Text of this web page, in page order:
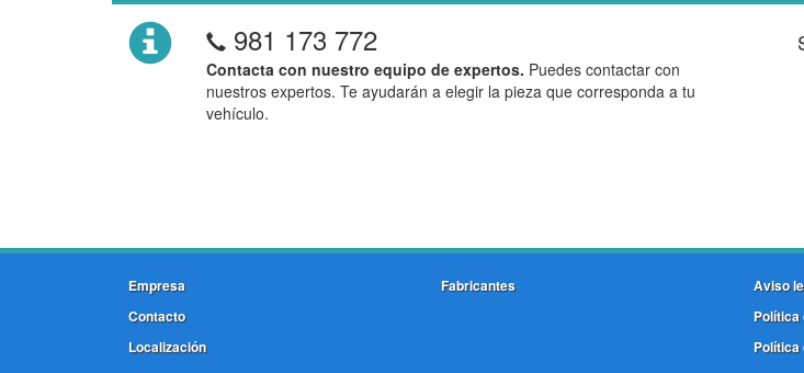
981 173 772
Contacta con nuestro equipo de expertos. Puedes contactar con
nuestros expertos. Te ayudarán a elegir la pieza que corresponda a tu
vehículo.
Empresa
Contacto
Localización
Fabricantes
Aviso
Política
Política